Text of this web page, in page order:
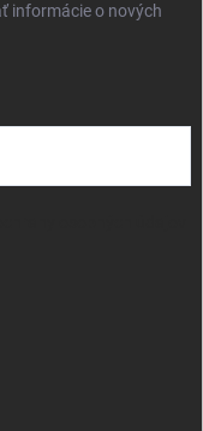
informácie o nových